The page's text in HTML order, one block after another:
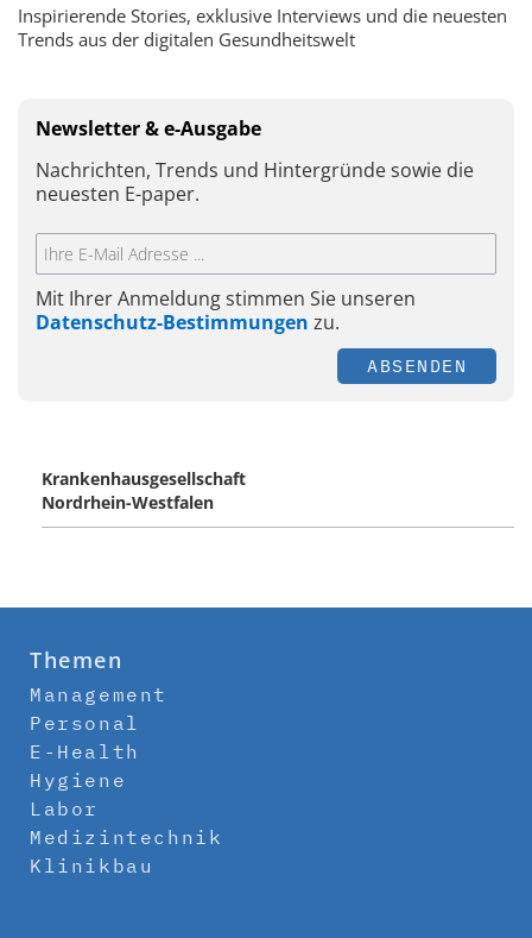
Inspirierende Stories, exklusive Interviews und die neuesten
Trends aus der digitalen Gesundheitswelt
Newsletter & e-Ausgabe
Nachrichten, Trends und Hintergründe sowie die
neuesten E-paper.
Mit Ihrer Anmeldung stimmen Sie unseren
Datenschutz-Bestimmungen zu.
ABSENDEN
Krankenhausgesellschaft
Nordrhein-Westfalen
Themen
Management
Personal
E-Health
Hygiene
Labor
Medizintechnik
Klinikbau